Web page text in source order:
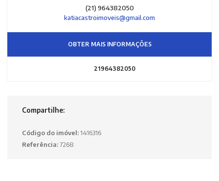
(21) 964382050
katiacastroimoveis@gmail.com
OBTER MAIS INFORMAÇÕES
21964382050
Compartilhe:
Código do imóvel:1416316
Referência:7268